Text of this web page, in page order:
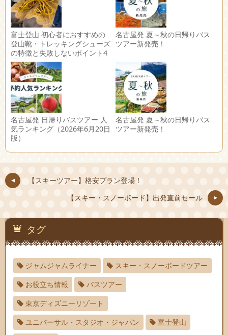
富士登山 初心者におすすめの
登山靴・トレッキングシューズ
の特徴と失敗しないポイント4
選
名古屋発 夏～秋の日帰りバス
ツアー新発売！
名古屋発 日帰りバスツアー 人
気ランキング（2026年6月20日
版）
名古屋発 夏～秋の日帰りバス
ツアー新発売！
【スキーツアー】格安プラン登場！
【スキー・スノーボード】出発直前セール
タグ
ジャムジャムライナー
スキー・スノーボードツアー
お役立ち情報
バスツアー
東京ディズニーリゾート
ユニバーサル・スタジオ・ジャパン
富士登山